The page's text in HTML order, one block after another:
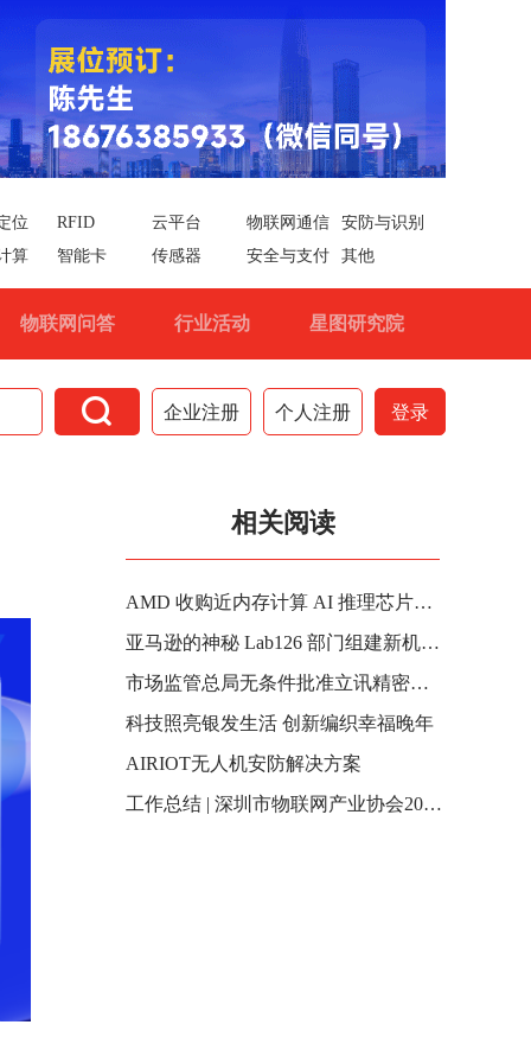
位 RFID 云平台 物联网通信
安防与识别
算
智能卡 传感器 安全与支付 其他
物联网问答 行业活动 星图研究院
 企业注册 个人注册 登录
相关阅读
AMD 收购近内存计算 AI 推理芯片团队 Untether AI
亚马逊的神秘 Lab126 部门组建新机器人团队，进军“物理 AI”
市场监管总局无条件批准立讯精密收购闻泰科技部分业务案
科技照亮银发生活 创新编织幸福晚年
AIRIOT无人机安防解决方案
工作总结 | 深圳市物联网产业协会2025年5月工作回顾